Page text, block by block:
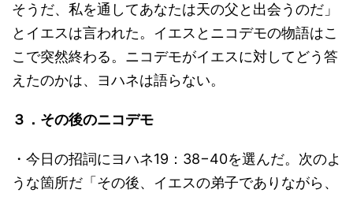
そうだ、私を通してあなたは天の父と出会うのだ」
とイエスは言われた。イエスとニコデモの物語はこ
こで突然終わる。ニコデモがイエスに対してどう答
えたのかは、ヨハネは語らない。
３．その後のニコデモ
・今日の招詞にヨハネ19：38−40を選んだ。次のよ
うな箇所だ「その後、イエスの弟子でありながら、